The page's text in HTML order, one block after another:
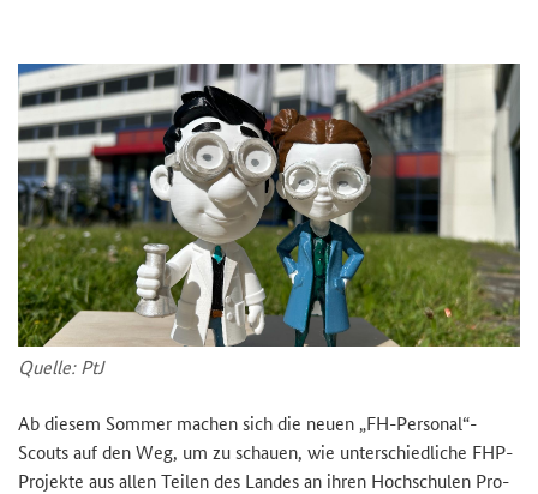
Quel­le: PtJ
Ab die­sem Som­mer ma­chen sich die neuen „FH-​Personal“-​
Scouts auf den Weg, um zu schau­en, wie un­ter­schied­li­che FHP-​
Projekte aus allen Tei­len des Lan­des an ihren Hoch­schu­len Pro­